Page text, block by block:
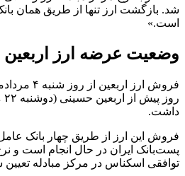
شد. بازگشت ارز تنها از طریق همان
است.»
وضعیت عرضه ارز اربعین
فروش ارز
داشت.
فروش این ارز از طریق چهار بانک
پست‌بانک ایران در حال انجام است و
توافقی اسکناس در مرکز مبادله